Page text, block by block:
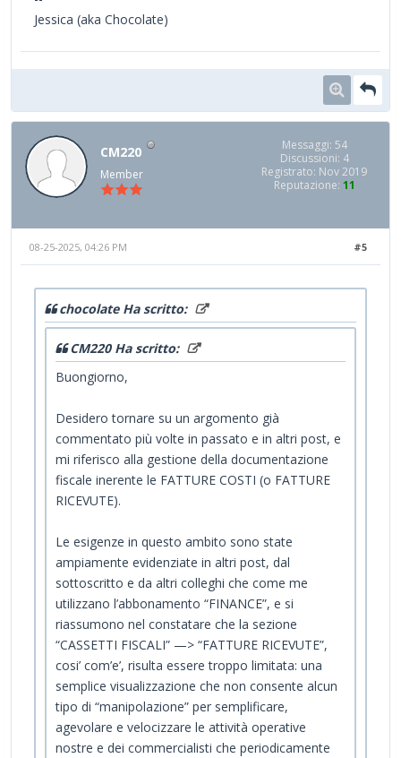
Jessica (aka Chocolate)
CM220
Member
Messaggi: 54
Discussioni: 4
Registrato: Nov 2019
Reputazione: 11
#5
08-25-2025, 04:26 PM
chocolate Ha scritto:
CM220 Ha scritto:
Buongiorno,
Desidero tornare su un argomento già
commentato più volte in passato e in altri post, e
mi riferisco alla gestione della documentazione
fiscale inerente le FATTURE COSTI (o FATTURE
RICEVUTE).
Le esigenze in questo ambito sono state
ampiamente evidenziate in altri post, dal
sottoscritto e da altri colleghi che come me
utilizzano l’abbonamento “FINANCE”, e si
riassumono nel constatare che la sezione
“CASSETTI FISCALI” —> “FATTURE RICEVUTE”,
cosi’ com’e’, risulta essere troppo limitata: una
semplice visualizzazione che non consente alcun
tipo di “manipolazione” per semplificare,
agevolare e velocizzare le attività operative
nostre e dei commercialisti che periodicamente